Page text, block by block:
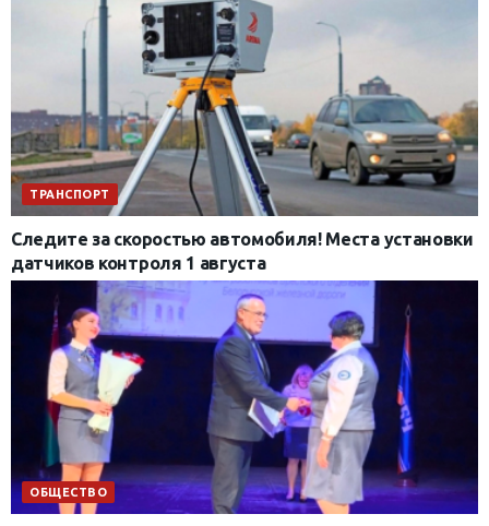
ТРАНСПОРТ
Следите за скоростью автомобиля! Места установки
датчиков контроля 1 августа
ОБЩЕСТВО